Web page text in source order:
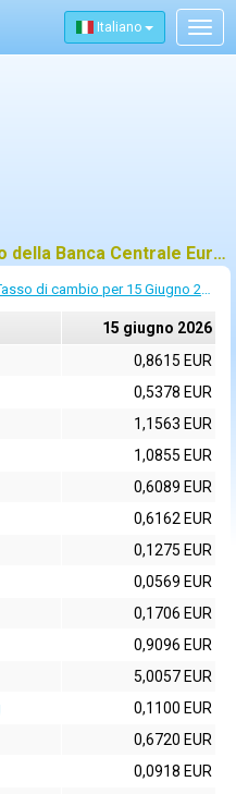
Italiano
Tassi di cambio di riferimento della Banca Centrale Europea (BCE) per 15 giugno 2026
di cambio per 15 Giugno 2026
15 giugno 2026
0,8615 EUR
0,5378 EUR
1,1563 EUR
1,0855 EUR
0,6089 EUR
0,6162 EUR
0,1275 EUR
0,0569 EUR
0,1706 EUR
0,9096 EUR
5,0057 EUR
0,1100 EUR
0,6720 EUR
0,0918 EUR